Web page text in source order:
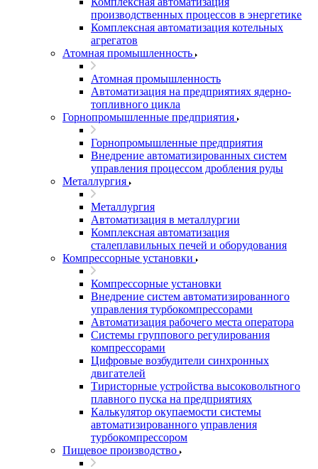
производственных процессов в энергетике
Комплексная автоматизация котельных
агрегатов
Атомная промышленность
Атомная промышленность
Автоматизация на предприятиях ядерно-
топливного цикла
Горнопромышленные предприятия
Горнопромышленные предприятия
Внедрение автоматизированных систем
управления процессом дробления руды
Металлургия
Металлургия
Автоматизация в металлургии
Комплексная автоматизация
сталеплавильных печей и оборудования
Компрессорные установки
Компрессорные установки
Внедрение систем автоматизированного
управления турбокомпрессорами
Автоматизация рабочего места оператора
Системы группового регулирования
компрессорами
Цифровые возбудители синхронных
двигателей
Тиристорные устройства высоковольтного
плавного пуска на предприятиях
Калькулятор окупаемости системы
автоматизированного управления
турбокомпрессором
Пищевое производство